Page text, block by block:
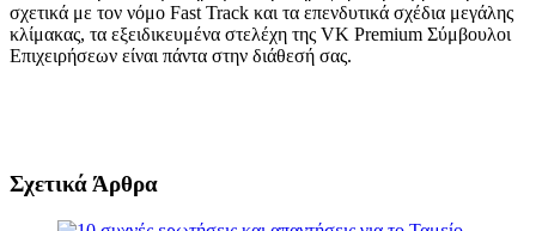
σχετικά με τον νόμο Fast Track και τα επενδυτικά σχέδια μεγάλης
κλίμακας, τα εξειδικευμένα στελέχη της VK Premium Σύμβουλοι
Επιχειρήσεων είναι πάντα στην διάθεσή σας.
Σχετικά Άρθρα